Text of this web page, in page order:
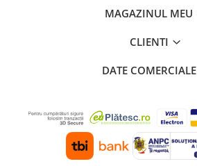
MAGAZINUL MEU
CLIENTI
DATE COMERCIALE